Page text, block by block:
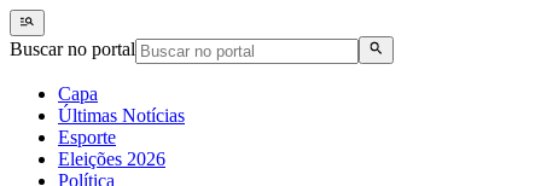
Buscar no portal
Capa
Últimas Notícias
Esporte
Eleições 2026
Política